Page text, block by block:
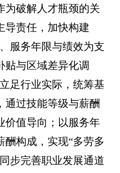
为破解人才瓶颈的关
导责任，加快构建
服务年限与绩效为支
贴与区域差异化调
足行业实际，统筹基
通过技能等级与薪酬
价值导向；以服务年
酬构成，实现“多劳多
步完善职业发展通道